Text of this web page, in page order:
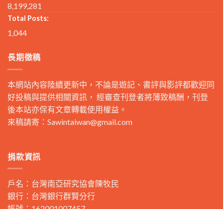
8,199,281
Total Posts:
1,044
長期徵稿
本網站內容陸續更新中，不論是遊記、書評與影評都歡迎同
好投稿與提供相關資訊， 經審查刊登者將薄致稿酬，刊登
後本站亦保有文章轉載使用權益。
來稿請寄： Sawintaiwan@gmail.com
捐款資訊
戶名：台灣南亞研究協會陳牧民
銀行：台灣銀行群賢分行